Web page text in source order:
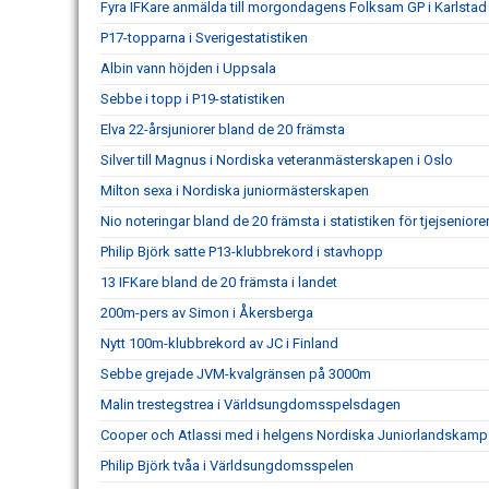
Fyra IFKare anmälda till morgondagens Folksam GP i Karlstad
P17-topparna i Sverigestatistiken
Albin vann höjden i Uppsala
Sebbe i topp i P19-statistiken
Elva 22-årsjuniorer bland de 20 främsta
Silver till Magnus i Nordiska veteranmästerskapen i Oslo
Milton sexa i Nordiska juniormästerskapen
Nio noteringar bland de 20 främsta i statistiken för
Philip Björk satte P13-klubbrekord i stavhopp
13 IFKare bland de 20 främsta i landet
200m-pers av Simon i Åkersberga
Nytt 100m-klubbrekord av JC i Finland
Sebbe grejade JVM-kvalgränsen på 3000m
Malin trestegstrea i Världsungdomsspelsdagen
Cooper och Atlassi med i helgens Nordiska Juniorlandskamp
Philip Björk tvåa i Världsungdomsspelen